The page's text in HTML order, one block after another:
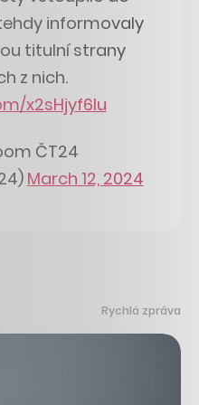
informovaly
titulní strany
z nich.
x2sHjyf6lu
ČT24
March 12, 2024
Rychlá zpráva